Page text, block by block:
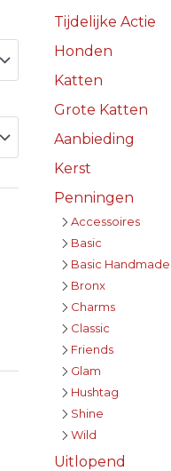
Tijdelijke Actie
Honden
Katten
Grote Katten
Aanbieding
Kerst
Penningen
Accessoires
Basic
Basic Handmade
Bronx
Charms
Classic
Friends
Glam
Hushtag
Shine
Wild
Uitlopend